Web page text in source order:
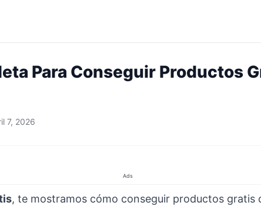
Para Conseguir Productos
7, 2026
Ads
, te mostramos cómo conseguir productos gratis